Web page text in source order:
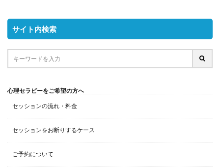
サイト内検索
心理セラピーをご希望の方へ
セッションの流れ・料金
セッションをお断りするケース
ご予約について